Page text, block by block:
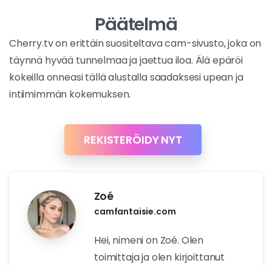
Päätelmä
Cherry.tv on erittäin suositeltava cam-sivusto, joka on
täynnä hyvää tunnelmaa ja jaettua iloa. Älä epäröi
kokeilla onneasi tällä alustalla saadaksesi upean ja
intiimimmän kokemuksen.
REKISTERÖIDY NYT
Zoé
camfantaisie.com
Hei, nimeni on Zoé. Olen
toimittaja ja olen kirjoittanut